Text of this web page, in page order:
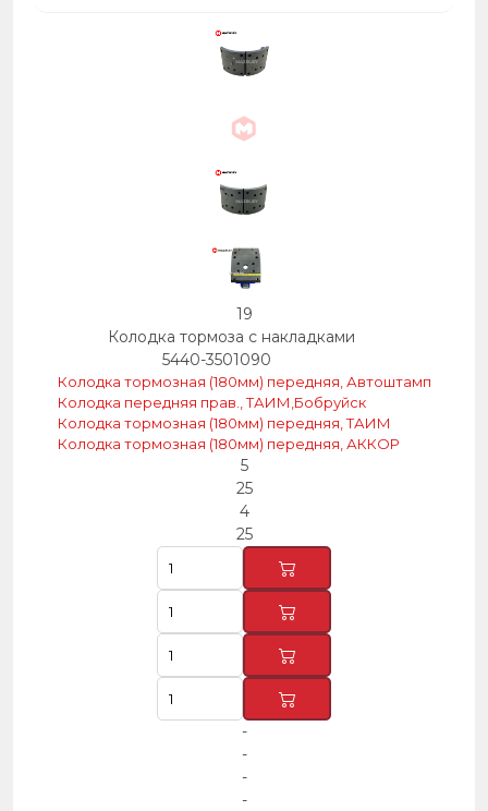
19
Колодка тормоза с накладками
5440-3501090
Колодка тормозная (180мм) передняя, Автоштамп
Колодка передняя прав., ТАИМ,Бобруйск
Колодка тормозная (180мм) передняя, ТАИМ
Колодка тормозная (180мм) передняя, АККОР
5
25
4
25
-
-
-
-